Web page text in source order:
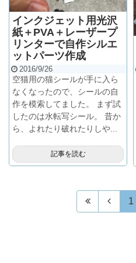
インクジェット用光沢
紙＋PVA＋レーザープ
リンターで自作シルエ
ットパーツ作成
2016/9/26
空猫用の猫シールが手に入ら
なくなったので、シールの自
作を模索してました。 まず試
したのは水転写シール。 昔か
ら、よれたり破れたりしや...
記事を読む
1